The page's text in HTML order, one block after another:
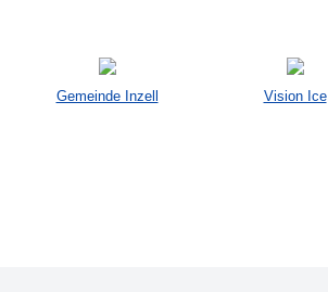
Gemeinde Inzell Vision Ice